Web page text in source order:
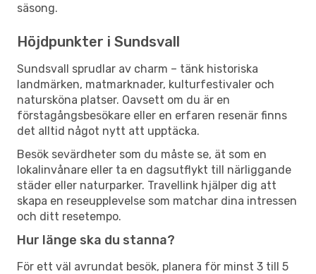
säsong.
Höjdpunkter i Sundsvall
Sundsvall sprudlar av charm – tänk historiska
landmärken, matmarknader, kulturfestivaler och
natursköna platser. Oavsett om du är en
förstagångsbesökare eller en erfaren resenär finns
det alltid något nytt att upptäcka.
Besök sevärdheter som du måste se, ät som en
lokalinvånare eller ta en dagsutflykt till närliggande
städer eller naturparker. Travellink hjälper dig att
skapa en reseupplevelse som matchar dina intressen
och ditt resetempo.
Hur länge ska du stanna?
För ett väl avrundat besök, planera för minst 3 till 5